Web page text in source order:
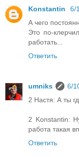
Konstantin
6/
А чего
Это по-
работать...
Ответить
umniks
6/
2 Настя: А ты
2 Konstantin:
работа такая
Ответить